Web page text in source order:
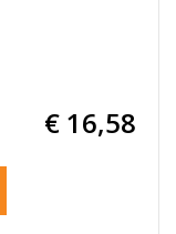
€ 16,58